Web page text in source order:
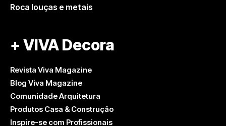
Roca louças e metais
+ VIVA Decora
Revista Viva Magazine
Blog Viva Magazine
Comunidade Arquitetura
Produtos Casa & Construção
Inspire-se com Profissionais